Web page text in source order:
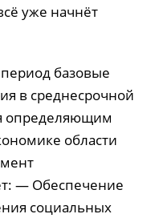
уже начнёт
базовые
в среднесрочной
определяющим
области
— Обеспечение
социальных